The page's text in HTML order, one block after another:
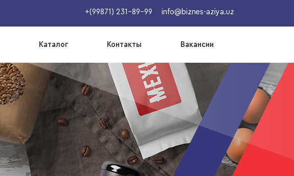
+(99871) 231-89-99 info@biznes-aziya.uz
Каталог Контакты Вакансии